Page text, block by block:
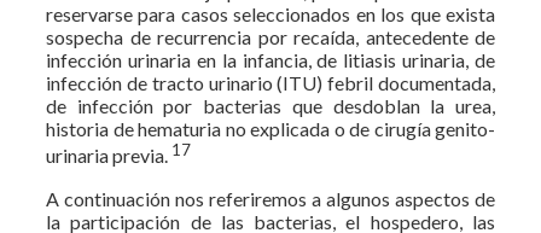
reservarse para casos seleccionados en los que exista
sospecha de recurrencia por recaída, antecedente de
infección urinaria en la infancia, de litiasis urinaria, de
infección de tracto urinario (ITU) febril documentada,
de infección por bacterias que desdoblan la urea,
historia de hematuria no explicada o de cirugía genito-
urinaria previa. 17
A continuación nos referiremos a algunos aspectos de
la participación de las bacterias, el hospedero, las